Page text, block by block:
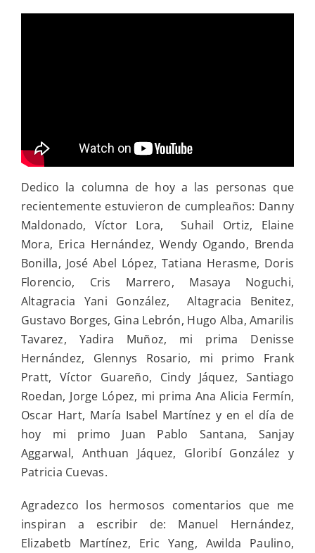
Dedico la columna de hoy a las personas que
recientemente estuvieron de cumpleaños: Danny
Maldonado, Víctor Lora, Suhail Ortiz, Elaine
Mora, Erica Hernández, Wendy Ogando, Brenda
Bonilla, José Abel López, Tatiana Herasme, Doris
Florencio, Cris Marrero, Masaya Noguchi,
Altagracia Yani González, Altagracia Benitez,
Gustavo Borges, Gina Lebrón, Hugo Alba, Amarilis
Tavarez, Yadira Muñoz, mi prima Denisse
Hernández, Glennys Rosario, mi primo Frank
Pratt, Víctor Guareño, Cindy Jáquez, Santiago
Roedan, Jorge López, mi prima Ana Alicia Fermín,
Oscar Hart, María Isabel Martínez y en el día de
hoy mi primo Juan Pablo Santana, Sanjay
Aggarwal, Anthuan Jáquez, Gloribí González y
Patricia Cuevas.
Agradezco los hermosos comentarios que me
inspiran a escribir de: Manuel Hernández,
Elizabetb Martínez, Eric Yang, Awilda Paulino,